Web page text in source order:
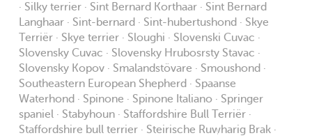
· Silky terrier · Sint Bernard Korthaar · Sint Bernard
Langhaar · Sint-bernard · Sint-hubertushond · Skye
Terriër · Skye terrier · Sloughi · Slovenski Cuvac ·
Slovensky Cuvac · Slovensky Hrubosrsty Stavac ·
Slovensky Kopov · Smalandstövare · Smoushond ·
Southeastern European Shepherd · Spaanse
Waterhond · Spinone · Spinone Italiano · Springer
spaniel · Stabyhoun · Staffordshire Bull Terriër ·
Staffordshire bull terrier · Steirische Ruwharig Brak ·